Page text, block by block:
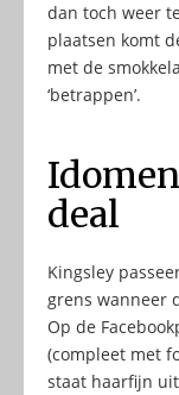
dan toch weer
plaatsen komt
met de
‘betrappen’.
deal
Kingsley
grens wanneer
Op de
(compleet met
staat haarfijn